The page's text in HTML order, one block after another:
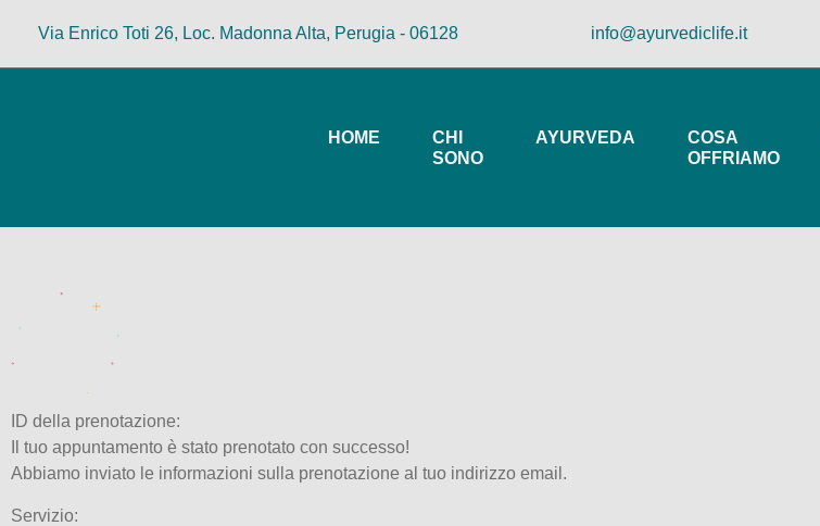
Via Enrico Toti 26, Loc. Madonna Alta, Perugia - 06128 info@ayurvediclife.it
HOME
CHI
SONO
AYURVEDA
COSA
OFFRIAMO
ID della prenotazione:
Il tuo appuntamento è stato prenotato con successo!
Abbiamo inviato le informazioni sulla prenotazione al tuo indirizzo email.
Servizio: